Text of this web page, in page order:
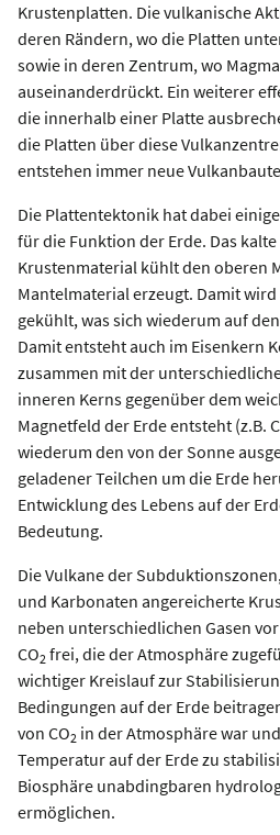
Krustenplatten. Die vulkanische
deren Rändern, wo die Platten
sowie in deren Zentrum, wo
auseinanderdrückt. Ein weiterer
die innerhalb einer Platte
die Platten über diese
entstehen immer neue
Die Plattentektonik hat dabei
für die Funktion der Erde. Das
Krustenmaterial kühlt den oberen
Mantelmaterial erzeugt. Damit
gekühlt, was sich wiederum auf
Damit entsteht auch im Eisenkern
zusammen mit der
inneren Kerns gegenüber dem
Magnetfeld der Erde entsteht (z.B.
wiederum den von der Sonne
geladener Teilchen um die Erde
Entwicklung des Lebens auf der
Bedeutung.
Die Vulkane der
und Karbonaten angereicherte
neben unterschiedlichen Gasen
CO2 frei, die der Atmosphäre
wichtiger Kreislauf zur
Bedingungen auf der Erde
von CO2 in der Atmosphäre war
Temperatur auf der Erde zu
Biosphäre unabdingbaren
ermöglichen.